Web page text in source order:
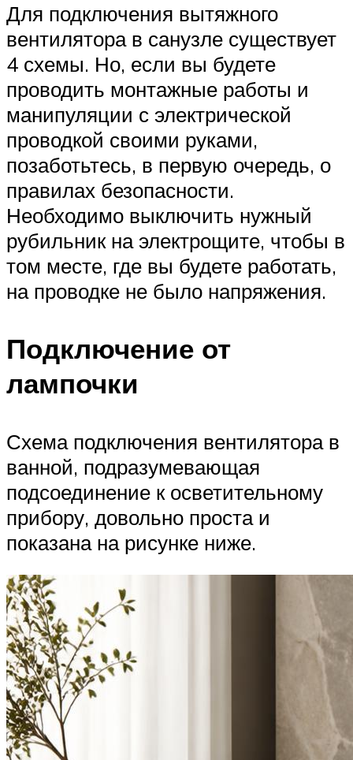
Для подключения вытяжного
вентилятора в санузле существует
4 схемы. Но, если вы будете
проводить монтажные работы и
манипуляции с электрической
проводкой своими руками,
позаботьтесь, в первую очередь, о
правилах безопасности.
Необходимо выключить нужный
рубильник на электрощите, чтобы в
том месте, где вы будете работать,
на проводке не было напряжения.
Подключение от
лампочки
Схема подключения вентилятора в
ванной, подразумевающая
подсоединение к осветительному
прибору, довольно проста и
показана на рисунке ниже.